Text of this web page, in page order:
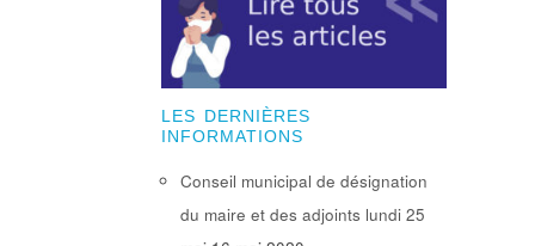
LES DERNIÈRES
INFORMATIONS
Conseil municipal de désignation
du maire et des adjoints lundi 25